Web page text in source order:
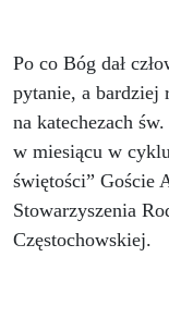
Po co Bóg dał
pytanie, a bardziej
na katechezach
w miesiącu w
świętości” Goście
Stowarzyszenia
Częstochowskiej.